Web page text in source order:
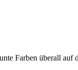
Farben überall auf
könnt ihr wieder
Leinen los für